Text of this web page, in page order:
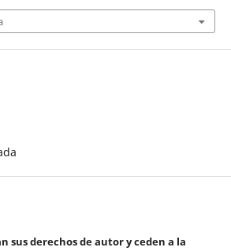
sus derechos de autor y ceden a la